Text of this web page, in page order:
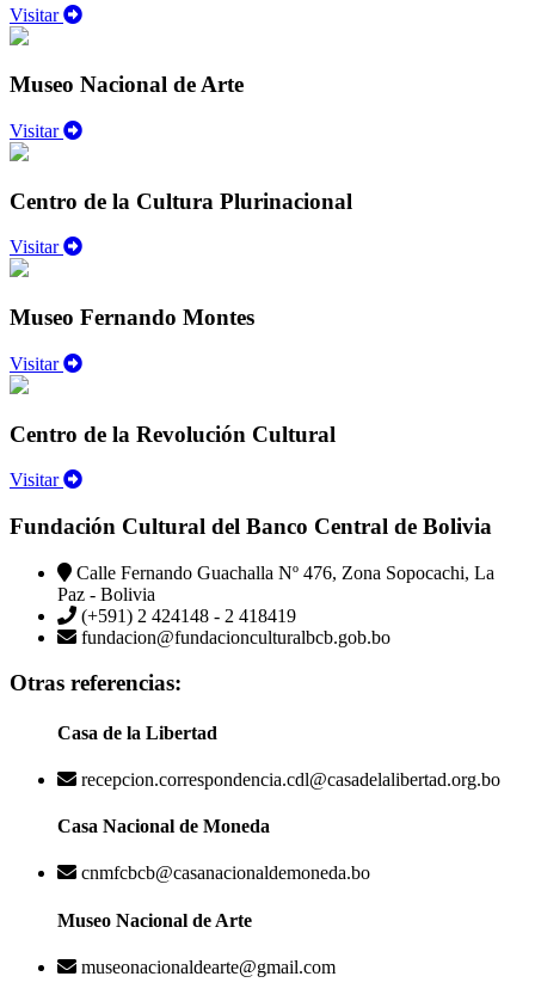
Visitar
Museo Nacional de Arte
Visitar
Centro de la Cultura Plurinacional
Visitar
Museo Fernando Montes
Visitar
Centro de la Revolución Cultural
Visitar
Fundación Cultural del Banco Central de Bolivia
Calle Fernando Guachalla Nº 476, Zona Sopocachi, La
Paz - Bolivia
(+591) 2 424148 - 2 418419
fundacion@fundacionculturalbcb.gob.bo
Otras referencias:
Casa de la Libertad
recepcion.correspondencia.cdl@casadelalibertad.org.bo
Casa Nacional de Moneda
cnmfcbcb@casanacionaldemoneda.bo
Museo Nacional de Arte
museonacionaldearte@gmail.com